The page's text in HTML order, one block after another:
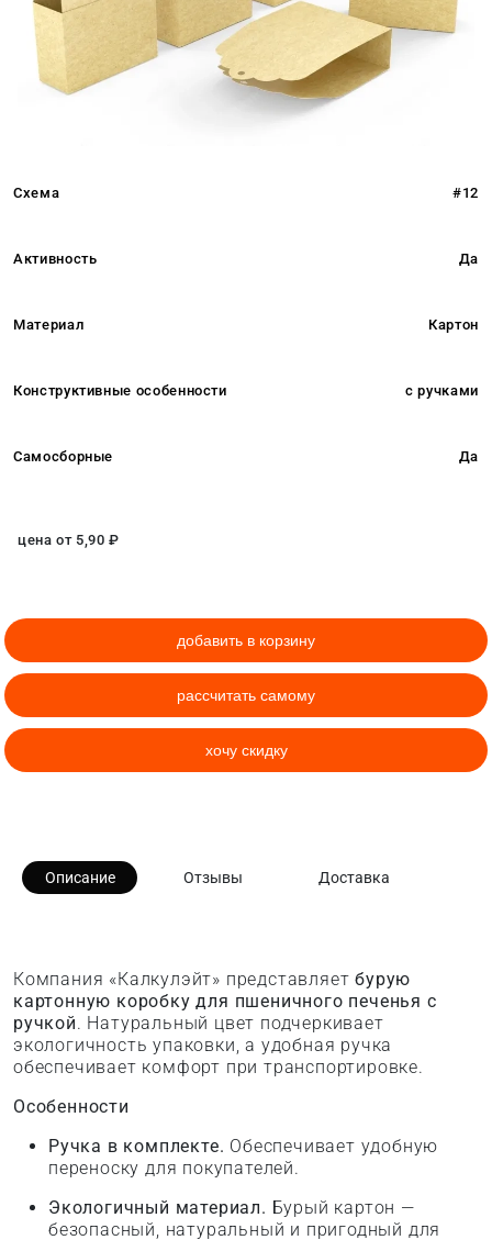
Схема #12
Активность Да
Материал Картон
Конструктивные особенности с ручками
Самосборные Да
цена от 5,90 ₽
добавить в корзину
рассчитать самому
хочу скидку
Описание Отзывы Доставка
Компания «Калкулэйт» представляетбурую
картонную коробку для пшеничного печенья с
ручкой. Натуральный цвет подчеркивает
экологичность упаковки, а удобная ручка
обеспечивает комфорт при транспортировке.
Особенности
Ручка в комплекте. Обеспечивает удобную
переноску для покупателей.
Экологичный материал. Бурый картон —
безопасный, натуральный и пригодный для